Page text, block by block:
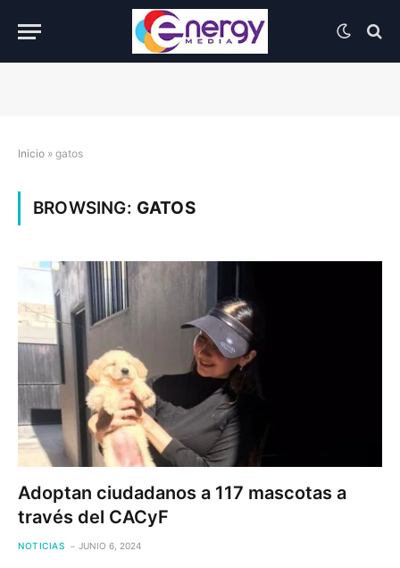
Inicio » gatos
BROWSING: GATOS
Adoptan ciudadanos a 117 mascotas a
través del CACyF
NOTICIAS JUNIO 6, 2024